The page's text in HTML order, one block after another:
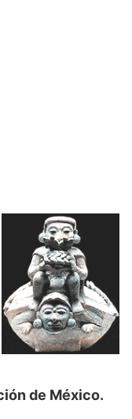
de México.